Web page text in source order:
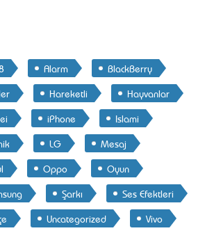
Alarm
BlackBerry
Hareketli
Hayvanlar
iPhone
Islami
LG
Mesaj
Oppo
Oyun
Şarkı
Ses Efektleri
Uncategorized Vivo